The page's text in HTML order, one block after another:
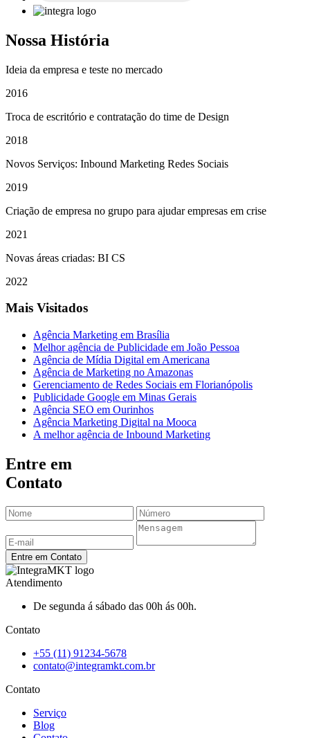
Nossa História
Ideia da empresa e teste no mercado
2016
Troca de escritório e contratação do time de Design
2018
Novos Serviços: Inbound Marketing Redes Sociais
2019
Criação de empresa no grupo para ajudar empresas em crise
2021
Novas áreas criadas: BI CS
2022
Mais Visitados
Agência Marketing em Brasília
Melhor agência de Publicidade em João Pessoa
Agência de Mídia Digital em Americana
Agência de Marketing no Amazonas
Gerenciamento de Redes Sociais em Florianópolis
Publicidade Google em Minas Gerais
Agência SEO em Ourinhos
Agência Marketing Digital na Mooca
A melhor agência de Inbound Marketing
Entre em
Contato
Entre em Contato
Atendimento
De segunda á sábado das 00h ás 00h.
Contato
+55 (11) 91234-5678
contato@integramkt.com.br
Contato
Serviço
Blog